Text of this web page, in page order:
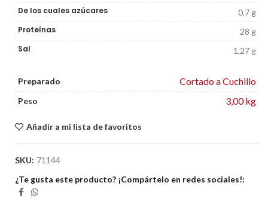
De los cuales azúcares
0,7 g
Proteínas
28 g
Sal
1,27 g
Preparado Cortado a Cuchillo
Peso 3,00 kg
Añadir a mi lista de favoritos
SKU: 71144
¿Te gusta este producto? ¡Compártelo en redes sociales!